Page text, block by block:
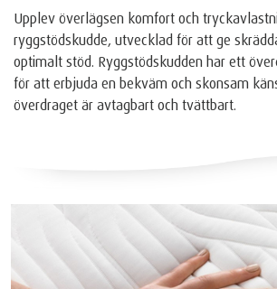
Upplev överlägsen komfort och
ryggstödskudde, utvecklad för att ge
optimalt stöd. Ryggstödskudden har ett
för att erbjuda en bekväm och skonsam
överdraget är avtagbart och tvättbart.